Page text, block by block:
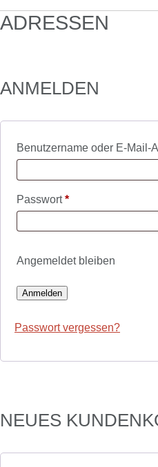
ADRESSEN
ANMELDEN
Benutzername oder E-Mail-
Passwort*Erforderlich
Angemeldet bleiben
Anmelden
Passwort vergessen?
NEUES